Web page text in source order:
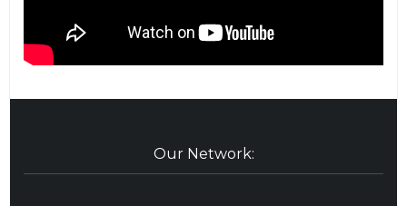
Our Network: